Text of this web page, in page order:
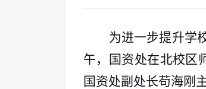
为进一步提升学
午，国资处在北校区
国资处副处长苟海刚